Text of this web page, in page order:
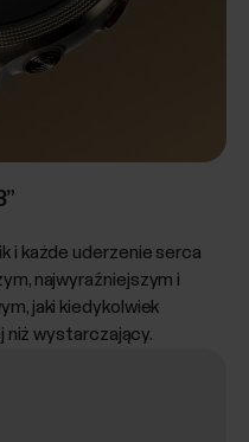
i każde uderzenie serca
najwyraźniejszym i
jaki kiedykolwiek
niż wystarczający.